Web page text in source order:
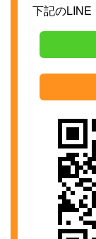
下記のLINE